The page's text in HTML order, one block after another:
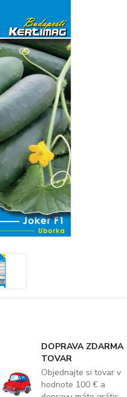
DOPRAVA ZDARMA
TOVAR
Objednajte si tovar v
hodnote 100 € a